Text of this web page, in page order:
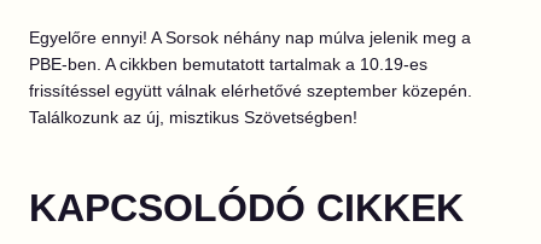
Egyelőre ennyi! A Sorsok néhány nap múlva jelenik meg a
PBE-ben. A cikkben bemutatott tartalmak a 10.19-es
frissítéssel együtt válnak elérhetővé szeptember közepén.
Találkozunk az új, misztikus Szövetségben!
KAPCSOLÓDÓ CIKKEK